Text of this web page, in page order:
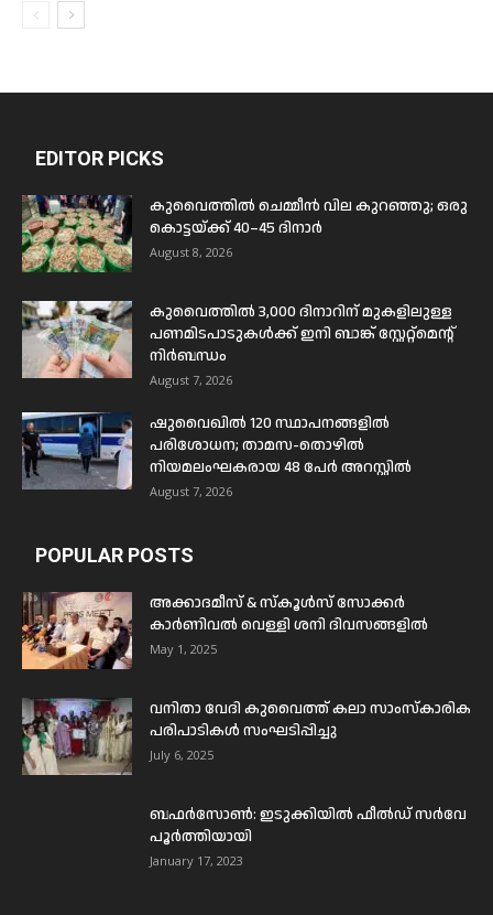
EDITOR PICKS
കുവൈത്തിൽ ചെമ്മീൻ വില കുറഞ്ഞു; ഒരു
കൊട്ടയ്ക്ക് 40–45 ദിനാർ
August 8, 2026
കുവൈത്തിൽ 3,000 ദിനാറിന് മുകളിലുള്ള
പണമിടപാടുകൾക്ക് ഇനി ബാങ്ക് സ്റ്റേറ്റ്മെന്റ്
നിർബന്ധം
August 7, 2026
ഷുവൈഖിൽ 120 സ്ഥാപനങ്ങളിൽ
പരിശോധന; താമസ-തൊഴിൽ
നിയമലംഘകരായ 48 പേർ അറസ്റ്റിൽ
August 7, 2026
POPULAR POSTS
അക്കാദമീസ് & സ്കൂൾസ് സോക്കർ
കാർണിവൽ വെള്ളി ശനി ദിവസങ്ങളിൽ
May 1, 2025
വനിതാ വേദി കുവൈത്ത് കലാ സാംസ്കാരിക
പരിപാടികൾ സംഘടിപ്പിച്ചു
July 6, 2025
ബഫര്‍സോണ്‍: ഇടുക്കിയില്‍ ഫീല്‍ഡ് സര്‍വേ
പൂര്‍ത്തിയായി
January 17, 2023